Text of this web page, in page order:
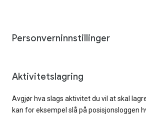
Personverninnstillinger
Aktivitetslagring
Avgjør hva slags aktivitet du vil at skal
kan for eksempel slå på posisjonsloggen